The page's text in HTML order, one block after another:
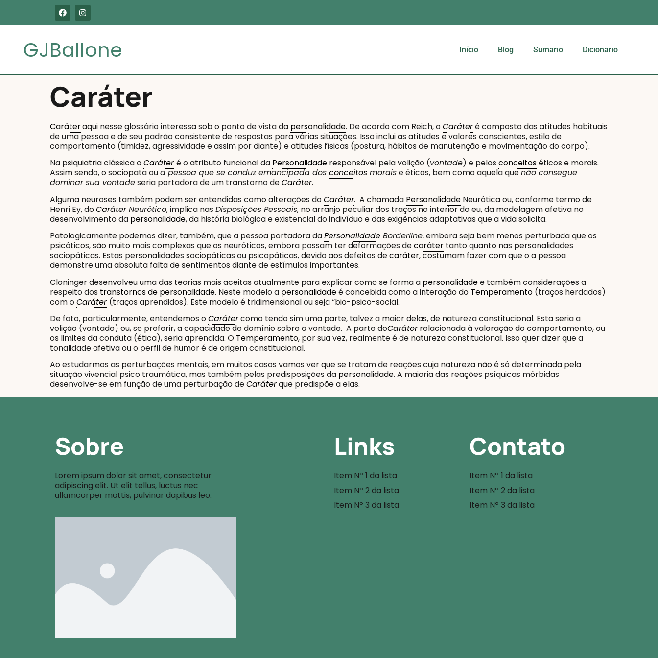
GJBallone Início Blog Sumário Dicionário
Caráter
Caráteraqui nesse glossário interessa sob o ponto de vista da personalidade. De acordo com Reich, oCaráteré composto das atitudes habituais
de uma pessoa e de seu padrão consistente de respostas para várias situações. Isso inclui as atitudes e valores conscientes, estilo de
comportamento (timidez, agressividade e assim por diante) e atitudes físicas (postura, hábitos de manutenção e movimentação do corpo).
Na psiquiatria clássica oCaráter é o atributo funcional da Personalidade responsável pela volição (vontade) e pelosconceitoséticos e morais.
Assim sendo, o sociopata oua pessoa que se conduz emancipada dosconceitos moraise éticos, bem como aquela quenão consegue
dominar sua vontadeseria portadora de um transtorno deCaráter.
Alguma neuroses também podem ser entendidas como alterações doCaráter. A chamada Personalidade Neurótica ou, conforme termo de
Henri Ey, doCaráterNeurótico, implica nasDisposições Pessoais, no arranjo peculiar dos traços no interior do eu, da modelagem afetiva no
desenvolvimento da personalidade, da história biológica e existencial do indivíduo e das exigências adaptativas que a vida solicita.
Patologicamente podemos dizer, também, que a pessoa portadora daPersonalidade Borderline, embora seja bem menos perturbada que os
psicóticos, são muito mais complexas que os neuróticos, embora possam ter deformações decaráter tanto quanto nas personalidades
sociopáticas. Estas personalidades sociopáticas ou psicopáticas, devido aos defeitos decaráter, costumam fazer com que o a pessoa
demonstre uma absoluta falta de sentimentos diante de estímulos importantes.
Cloninger desenvolveu uma das teorias mais aceitas atualmente para explicar como se forma a personalidadee também considerações a
respeito dos transtornos de personalidade. Neste modelo a personalidadeé concebida como a interação doTemperamento (traços herdados)
com oCaráter (traços aprendidos). Este modelo é tridimensional ou seja “bio-psico-social.
De fato, particularmente, entendemos oCarátercomo tendo sim uma parte, talvez a maior delas, de natureza constitucional. Esta seria a
volição (vontade) ou, se preferir, a capacidade de domínio sobre a vontade. A parte doCaráterrelacionada à valoração do comportamento, ou
os limites da conduta (ética), seria aprendida. O Temperamento, por sua vez, realmente é de natureza constitucional. Isso quer dizer que a
tonalidade afetiva ou o perfil de humor é de origem constitucional.
Ao estudarmos as perturbações mentais, em muitos casos vamos ver que se tratam de reações cuja natureza não é só determinada pela
situação vivencial psico traumática, mas também pelas predisposições da personalidade. A maioria das reações psíquicas mórbidas
desenvolve-se em função de uma perturbação deCaráterque predispõe a elas.
Sobre
Lorem ipsum dolor sit amet, consectetur
adipiscing elit. Ut elit tellus, luctus nec
ullamcorper mattis, pulvinar dapibus leo.
Links
Item Nº 1 da lista
Item Nº 2 da lista
Item Nº 3 da lista
Contato
Item Nº 1 da lista
Item Nº 2 da lista
Item Nº 3 da lista